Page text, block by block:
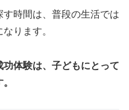
時間は、普段の生活では
ります。
功体験は、子どもにとって